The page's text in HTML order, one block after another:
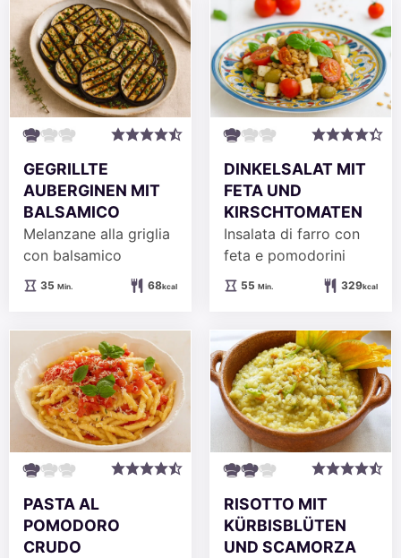
GEGRILLTE
AUBERGINEN MIT
BALSAMICO
Melanzane alla griglia
con balsamico
35Minuten
Min. 68kcal
DINKELSALAT MIT
FETA UND
KIRSCHTOMATEN
Insalata di farro con
feta e pomodorini
55Minuten
Min. 329kcal
PASTA AL
POMODORO
CRUDO
RISOTTO MIT
KÜRBISBLÜTEN
UND SCAMORZA